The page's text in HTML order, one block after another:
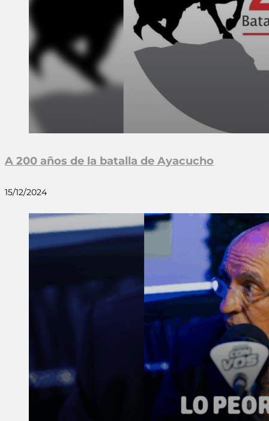
A 200 años de la batalla de Ayacucho
15/12/2024